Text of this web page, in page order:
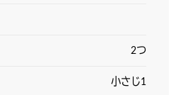
2つ
小さじ1